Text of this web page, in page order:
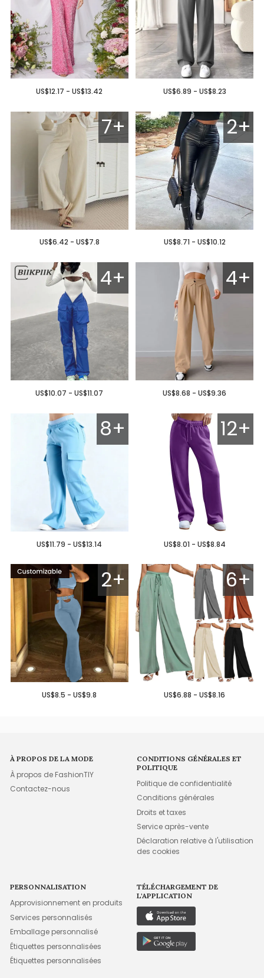
US$12.17 - US$13.42 US$6.89 - US$8.23
7+
US$6.42 - US$7.8
2+
US$8.71 - US$10.12
4+
US$10.07 - US$11.07
4+
US$8.68 - US$9.36
8+
US$11.79 - US$13.14
12+
US$8.01 - US$8.84
2+
US$8.5 - US$9.8
6+
US$6.88 - US$8.16
À PROPOS DE LA MODE
À propos de FashionTIY
Contactez-nous
CONDITIONS GÉNÉRALES ET
POLITIQUE
Politique de confidentialité
Conditions générales
Droits et taxes
Service après-vente
Déclaration relative à l'utilisation
des cookies
PERSONNALISATION
Approvisionnement en produits
Services personnalisés
Emballage personnalisé
Étiquettes personnalisées
Étiquettes personnalisées
TÉLÉCHARGEMENT DE
L'APPLICATION